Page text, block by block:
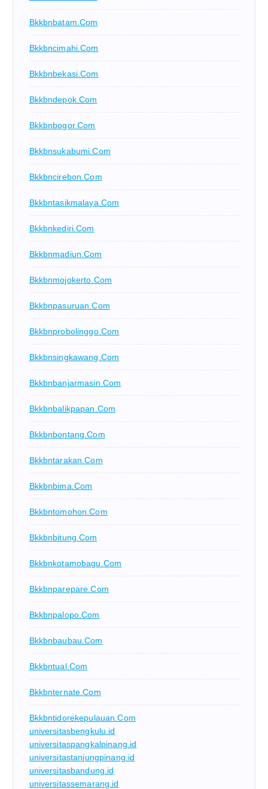
Bkkbnbatam.com
Bkkbncimahi.com
Bkkbnbekasi.com
Bkkbndepok.com
Bkkbnbogor.com
Bkkbnsukabumi.com
Bkkbncirebon.com
Bkkbntasikmalaya.com
Bkkbnkediri.com
Bkkbnmadiun.com
Bkkbnmojokerto.com
Bkkbnpasuruan.com
Bkkbnprobolinggo.com
Bkkbnsingkawang.com
Bkkbnbanjarmasin.com
Bkkbnbalikpapan.com
Bkkbnbontang.com
Bkkbntarakan.com
Bkkbnbima.com
Bkkbntomohon.com
Bkkbnbitung.com
Bkkbnkotamobagu.com
Bkkbnparepare.com
Bkkbnpalopo.com
Bkkbnbaubau.com
Bkkbntual.com
Bkkbnternate.com
Bkkbntidorekepulauan.com
universitasbengkulu.id
universitaspangkalpinang.id
universitastanjungpinang.id
universitasbandung.id
universitassemarang.id